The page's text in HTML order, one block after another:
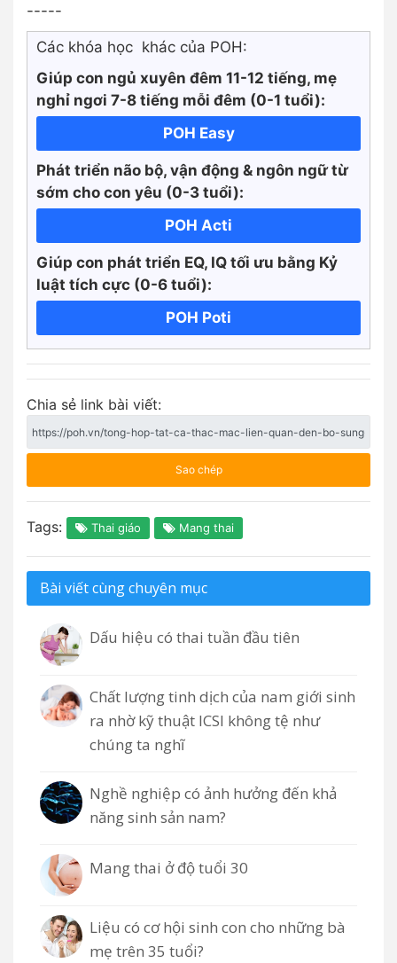
-----
Các khóa học khác của POH:
Giúp con ngủ xuyên đêm 11-12 tiếng, mẹ
nghỉ ngơi 7-8 tiếng mỗi đêm (0-1 tuổi):
POH Easy
Phát triển não bộ, vận động & ngôn ngữ từ
sớm cho con yêu (0-3 tuổi):
POH Acti
Giúp con phát triển EQ, IQ tối ưu bằng Kỷ
luật tích cực (0-6 tuổi):
POH Poti
Chia sẻ link bài viết:
Sao chép
Tags: Thai giáo Mang thai
Bài viết cùng chuyên mục
Dấu hiệu có thai tuần đầu tiên
Chất lượng tinh dịch của nam giới sinh
ra nhờ kỹ thuật ICSI không tệ như
chúng ta nghĩ
Nghề nghiệp có ảnh hưởng đến khả
năng sinh sản nam?
Mang thai ở độ tuổi 30
Liệu có cơ hội sinh con cho những bà
mẹ trên 35 tuổi?